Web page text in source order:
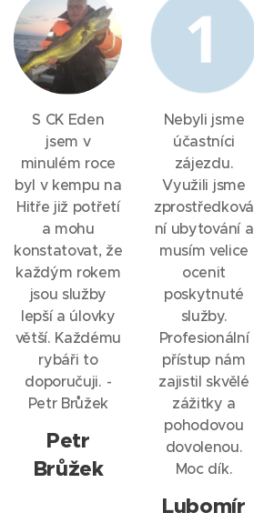
S CK Eden
jsem v
minulém roce
byl v kempu na
Hitře již potřetí
a mohu
konstatovat, že
každým rokem
jsou služby
lepší a úlovky
větší. Každému
rybáři to
doporučuji. -
Petr Brůžek
Petr
Brůžek
Nebyli jsme
účastníci
zájezdu.
Využili jsme
zprostředková
ní ubytování a
musím velice
ocenit
poskytnuté
služby.
Profesionální
přístup nám
zajistil skvělé
zážitky a
pohodovou
dovolenou.
Moc dík.
Lubomír